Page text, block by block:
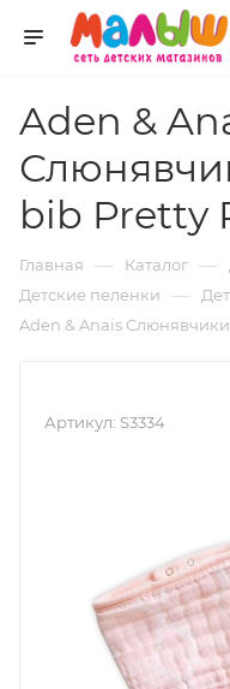
Aden &
bib Pretty
Главная — Каталог —
Детские пеленки —
Aden & Anais
Артикул: S3334